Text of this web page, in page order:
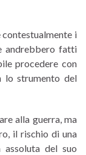
i
andrebbero fatti
procedere con
lo strumento del
alla guerra, ma
il rischio di una
del suo